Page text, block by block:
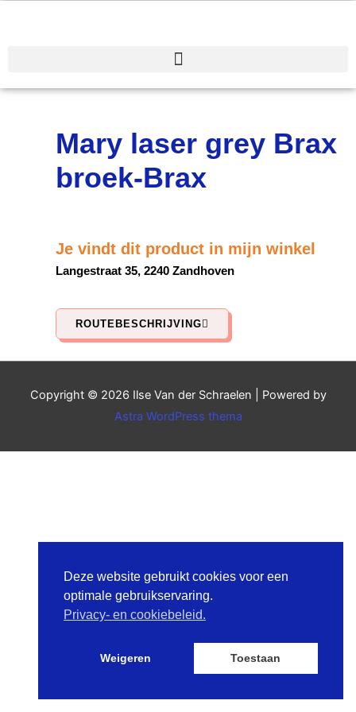
Mary laser grey Brax
broek-Brax
Je vindt dit product in mijn winkel
Langestraat 35, 2240 Zandhoven
ROUTEBESCHRIJVING
Copyright © 2026 Ilse Van der Schraelen | Powered by
Astra WordPress thema
Deze website gebruikt cookies voor een
optimale gebruikservaring.
Privacy- en cookiebeleid.
Weigeren Toestaan